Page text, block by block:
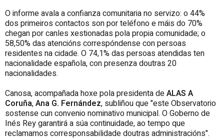
O informe avala a confianza comunitaria no servizo: o 44%
dos primeiros contactos son por teléfono e máis do 70%
chegan por canles xestionadas pola propia comunidade; o
58,50% das atencións correspóndense con persoas
residentes na cidade. O 74,1% das persoas atendidas ten
nacionalidade española, con presenza doutras 20
nacionalidades.
Canosa, acompañada hoxe pola presidenta deALAS A
Coruña,Ana G. Fernández, subliñou que "este Observatorio
sostense cun convenio nominativo municipal. O Goberno de
Inés Rey garantirá a súa continuidade, ao tempo que
reclamamos corresponsabilidade doutras administracións".